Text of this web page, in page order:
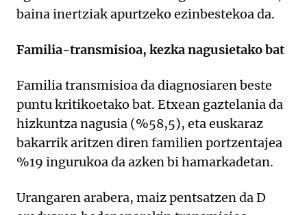
baina inertziak apurtzeko ezinbestekoa da.
Familia-transmisioa, kezka nagusietako bat
Familia transmisioa da diagnosiaren beste
puntu kritikoetako bat. Etxean gaztelania da
hizkuntza nagusia (%58,5), eta euskaraz
bakarrik aritzen diren familien portzentajea
%19 ingurukoa da azken bi hamarkadetan.
Urangaren arabera, maiz pentsatzen da D